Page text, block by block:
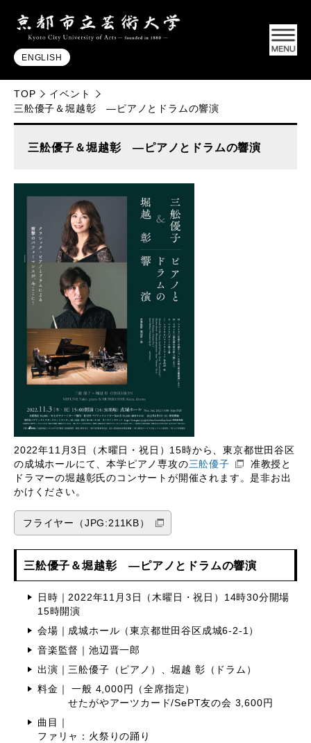
ENGLISH
TOP
イベント
三舩優子＆堀越彰 ―ピアノとドラムの響演
三舩優子＆堀越彰 ―ピアノとドラムの響演
2022年11月3日（木曜日・祝日）15時から、東京都世田谷区
の成城ホールにて、本学ピアノ専攻の三舩優子
准教授と
ドラマーの堀越彰氏のコンサートが開催されます。是非お出
かけください。
フライヤー（JPG:211KB）
三舩優子＆堀越彰 ―ピアノとドラムの響演
日時｜2022年11月3日（木曜日・祝日）14時30分開場
15時開演
会場｜成城ホール（東京都世田谷区成城6-2-1）
音楽監督｜池辺晋一郎
出演｜三舩優子（ピアノ）、堀越 彰（ドラム）
料金｜ 一般 4,000円（全席指定）
せたがやアーツカード/SePT友の会 3,600円
曲目｜
ファリャ：火祭りの踊り